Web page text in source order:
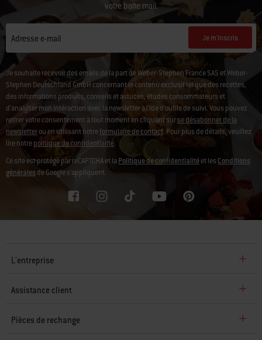
votre boîte mail.
Adresse e-mail Je m'inscris
Je souhaite recevoir des emails de la part de Weber-Stephen France SAS et Weber-
Stephen Deutschland GmbH concernant le contenu exclusif tel que des recettes,
des informations produits, conseils et astuces, études consommateurs et
d'analyser mon intéraction avec la newsletter à l'ide d'outils de suivi. Vous pouvez
retirer votre consentement à tout moment en cliquant surse désabonner de la
newsletterou en utilisant notreformulaire de contact. Pour plus de détails, veuillez
lire notrepolitique de confidentialité.
Ce site est protégé par reCAPTCHA et la Politique de confidentialitéet lesConditions
généralesde Google s’appliquent.
L'entreprise
Assistance client
Pièces de rechange